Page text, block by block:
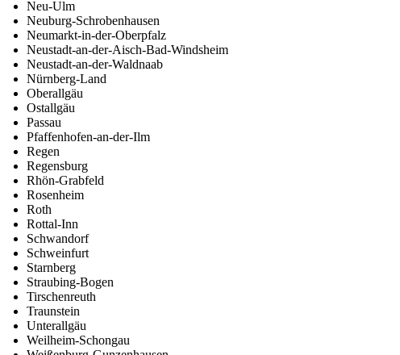
Neu-Ulm
Neuburg-Schrobenhausen
Neumarkt-in-der-Oberpfalz
Neustadt-an-der-Aisch-Bad-Windsheim
Neustadt-an-der-Waldnaab
Nürnberg-Land
Oberallgäu
Ostallgäu
Passau
Pfaffenhofen-an-der-Ilm
Regen
Regensburg
Rhön-Grabfeld
Rosenheim
Roth
Rottal-Inn
Schwandorf
Schweinfurt
Starnberg
Straubing-Bogen
Tirschenreuth
Traunstein
Unterallgäu
Weilheim-Schongau